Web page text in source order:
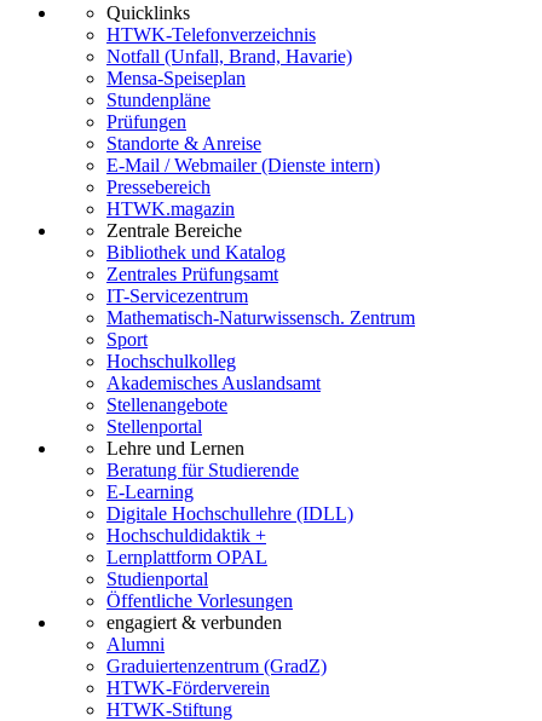
Quicklinks
HTWK-Telefonverzeichnis
Notfall (Unfall, Brand, Havarie)
Mensa-Speiseplan
Stundenpläne
Prüfungen
Standorte & Anreise
E-Mail / Webmailer (Dienste intern)
Pressebereich
HTWK.magazin
Zentrale Bereiche
Bibliothek und Katalog
Zentrales Prüfungsamt
IT-Servicezentrum
Mathematisch-Naturwissensch. Zentrum
Sport
Hochschulkolleg
Akademisches Auslandsamt
Stellenangebote
Stellenportal
Lehre und Lernen
Beratung für Studierende
E-Learning
Digitale Hochschullehre (IDLL)
Hochschuldidaktik +
Lernplattform OPAL
Studienportal
Öffentliche Vorlesungen
engagiert & verbunden
Alumni
Graduiertenzentrum (GradZ)
HTWK-Förderverein
HTWK-Stiftung